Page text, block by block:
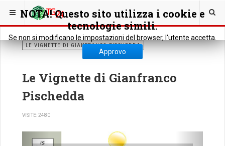
NOTA! Questo sito utilizza i cookie e
tecnologie simili.
Se non si modificano le impostazioni del browser, l'utente accetta.
Approvo
LE VIGNETTE DI GIANFRANCO PISCHEDDA
Le Vignette di Gianfranco
Pischedda
VISITE: 2480
Previous